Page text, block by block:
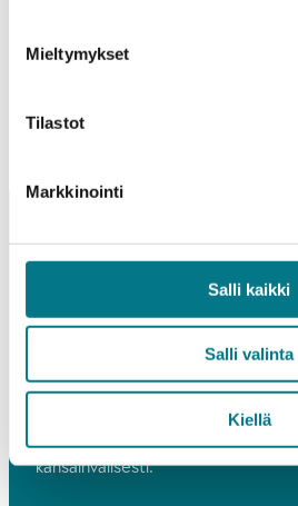
Mieltymykset
Tilastot
Markkinointi
Salli kaikki
Salli valinta
Kiellä
LISÄÄ TIETOA
KAMK – Pieni suuri korkeakoulu
Koulutamme tulevaisuuden
kansainvälisesti.